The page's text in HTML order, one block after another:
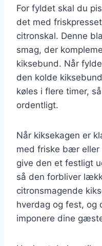
For fyldet skal du
det med
citronskal. Denne
smag, der
kiksebund. Når
den kolde
køles i flere timer,
ordentligt.
Når kiksekagen er
med friske bær
give den et festligt
så den forbliver
citronsmagende
hverdag og fest, og
imponere dine